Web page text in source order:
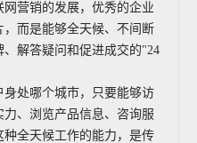
营销的发展，优秀的企业
而是能够全天候、不间断
解答疑问和促进成交的"24
处哪个城市，只要能够访
、浏览产品信息、咨询服
全天候工作的能力，是传